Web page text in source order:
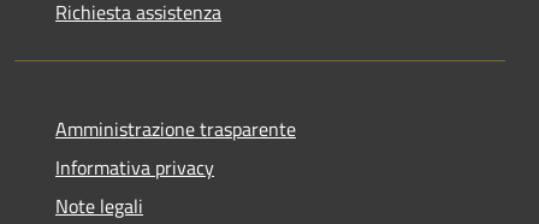
Richiesta assistenza
Amministrazione trasparente
Informativa privacy
Note legali